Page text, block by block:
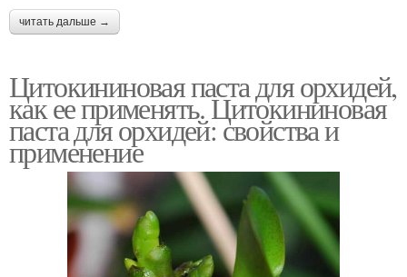
читать дальше →
Цитокининовая паста для орхидей,
как ее применять. Цитокининовая
паста для орхидей: свойства и
применение